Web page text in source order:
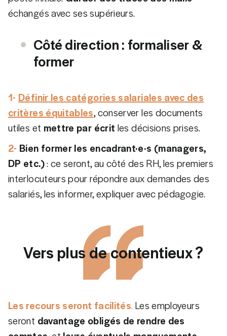
échangés avec ses supérieurs.
Côté direction : formaliser &
former
1- Définir les catégories salariales avec des
critères équitables, conserver les documents
utiles et mettre par écrit les décisions prises.
2- Bien former les encadrant·e·s (managers,
DP etc.): ce seront, au côté des RH, les premiers
interlocuteurs pour répondre aux demandes des
salariés, les informer, expliquer avec pédagogie.
Vers plus de contentieux ?
Les recours seront facilités. Les employeurs
seront davantage obligés de rendre des